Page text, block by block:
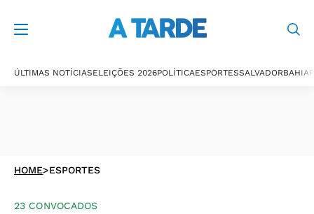
ÚLTIMAS NOTÍCIASELEIÇÕES 2026POLÍTICAESPORTESSALVADORBAHIA
HOME>ESPORTES
23 CONVOCADOS